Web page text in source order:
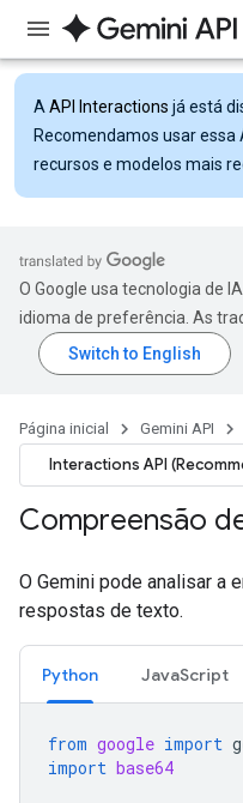
A API Interactions já está
Recomendamos usar essa
recursos e modelos mais
O Google usa tecnologia de
idioma de preferência. As
Página inicial Gemini API
Interactions API
Compreensão
O Gemini pode analisar a
respostas de texto.
Python JavaScript
from google import
import base64